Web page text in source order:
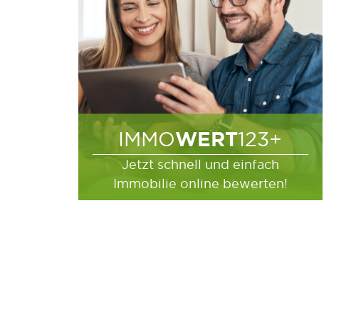
IMMOWERT123+
Jetzt schnell und einfach
Immobilie online bewerten!